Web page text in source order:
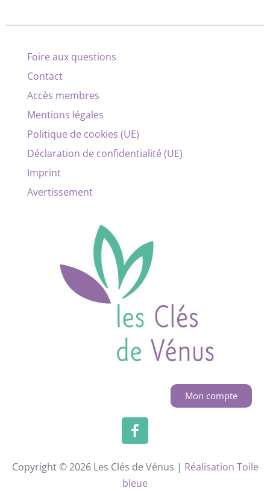
Foire aux questions
Contact
Accès membres
Mentions légales
Politique de cookies (UE)
Déclaration de confidentialité (UE)
Imprint
Avertissement
Mon compte
Copyright © 2026 Les Clés de Vénus | Réalisation Toile
bleue